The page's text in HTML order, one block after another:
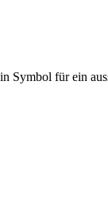
Symbol für ein